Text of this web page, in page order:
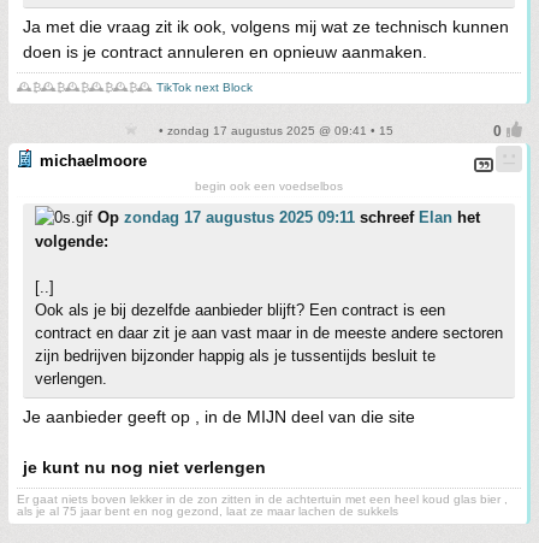
Ja met die vraag zit ik ook, volgens mij wat ze technisch kunnen
doen is je contract annuleren en opnieuw aanmaken.
🕰️₿🕰️₿🕰️₿🕰️₿🕰️₿🕰️ TikTok next Block
• zondag 17 augustus 2025 @ 09:41 • 15
michaelmoore
begin ook een voedselbos
Op zondag 17 augustus 2025 09:11 schreef Elan het
volgende:
[..]
Ook als je bij dezelfde aanbieder blijft? Een contract is een
contract en daar zit je aan vast maar in de meeste andere sectoren
zijn bedrijven bijzonder happig als je tussentijds besluit te
verlengen.
Je aanbieder geeft op , in de MIJN deel van die site
je kunt nu nog niet verlengen
Er gaat niets boven lekker in de zon zitten in de achtertuin met een heel koud glas bier ,
als je al 75 jaar bent en nog gezond, laat ze maar lachen de sukkels